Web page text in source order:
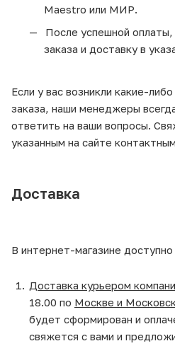
Maestro или МИР.
После успешной
заказа и доставку в
Если у вас возникли какие-
заказа, наши менеджеры
ответить на ваши вопросы.
указанным на сайте
Доставка
В интернет-магазине
Доставка курьером
18.00 по Москве и
будет сформирован и
свяжется с вами и